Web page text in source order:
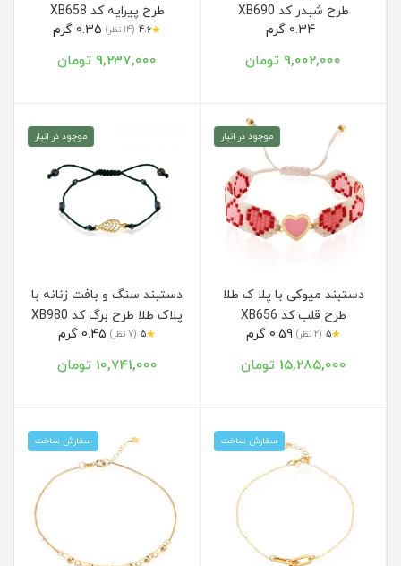
طرح شبدر کد XB690
0.34 گرم
9,002,000 تومان
طرح پیرایه کد XB658
★
4.6 (14 نظر)
9,237,000 تومان
موجود در انبار
دستبند میوکی با پلا ک طلا
طرح قلب کد XB656
★
5 (2 نظر) 0.59 گرم
15,285,000 تومان
موجود در انبار
دستبند سنگ و بافت زنانه با
پلاک طلا طرح برگ کد XB980
★
5 (7 نظر)
10,741,000 تومان
سفارش ساخت سفارش ساخت